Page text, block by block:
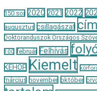
150 sor 2020 2021 2022
augusztus csillagászat
Doktoranduszok Országos
100 február Felhívás
KEHOP Kiemelt
március november október